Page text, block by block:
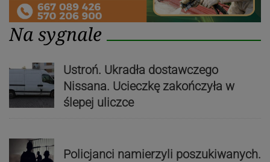
Na sygnale
Ustroń. Ukradła dostawczego
Nissana. Ucieczkę zakończyła w
ślepej uliczce
Policjanci namierzyli poszukiwanych.